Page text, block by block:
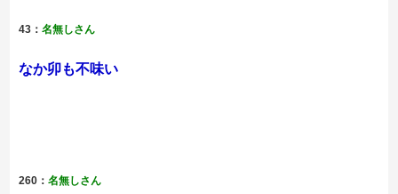
43：名無しさん
なか卯も不味い
260：名無しさん